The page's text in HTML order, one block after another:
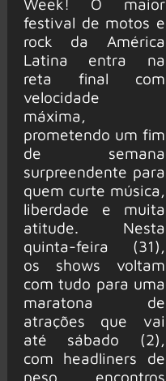
Week! O maior
festival de motos e
rock da América
Latina entra na
reta final com
velocidade
máxima,
prometendo um fim
de semana
surpreendente para
quem curte música,
liberdade e muita
atitude. Nesta
quinta-feira (31),
os shows voltam
com tudo para uma
maratona de
atrações que vai
até sábado (2),
com headliners de
peso, encontros